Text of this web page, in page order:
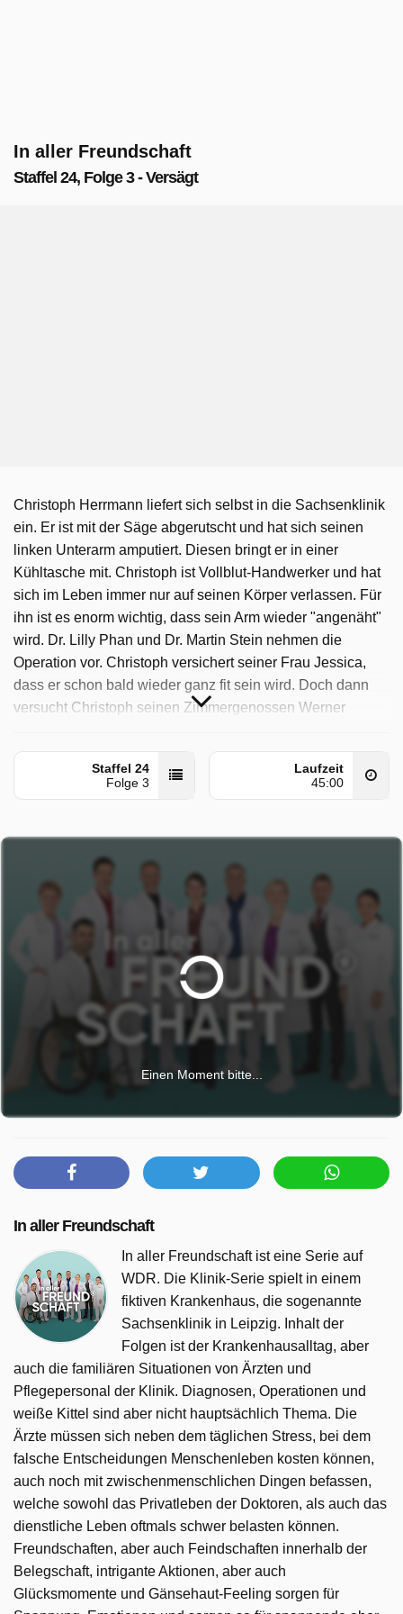
In aller Freundschaft
Staffel 24, Folge 3 - Versägt
Christoph Herrmann liefert sich selbst in die Sachsenklinik
ein. Er ist mit der Säge abgerutscht und hat sich seinen
linken Unterarm amputiert. Diesen bringt er in einer
Kühltasche mit. Christoph ist Vollblut-Handwerker und hat
sich im Leben immer nur auf seinen Körper verlassen. Für
ihn ist es enorm wichtig, dass sein Arm wieder "angenäht"
wird. Dr. Lilly Phan und Dr. Martin Stein nehmen die
Operation vor. Christoph versichert seiner Frau Jessica,
dass er schon bald wieder ganz fit sein wird. Doch dann
versucht Christoph seinen Zimmergenossen Werner
seinen replantierten Arm. Baby Felis Zustand ist seit
einigen Tagen stabil. Nadine Heller ist überglücklich. Als
sie erfährt, dass sie am nächsten Tag mit Feli nach Hause
Angst hat, der Situation nicht gewachsen zu sein. Pfleger
Kris Haas fasst sich ein Herz und verabredet sich mit Dr.
Lilly Phan im Biergarten. Doch Lilly will erst einmal wissen,
was zwischen Kris und Schwester Jasmin Hatem läuft.
In aller Freundschaft wurde auf WDR ausgestrahlt am
Mittwoch 22 April 2026, 08:20 Uhr. Diese Folge wurde
zuerst am Montag 22 April 2024 gepostet.
Staffel 24
Folge 3
Laufzeit
45:00
Einen Moment bitte...
In aller Freundschaft
In aller Freundschaft ist eine Serie auf
WDR. Die Klinik-Serie spielt in einem
fiktiven Krankenhaus, die sogenannte
Sachsenklinik in Leipzig. Inhalt der
Folgen ist der Krankenhausalltag, aber
auch die familiären Situationen von Ärzten und
Pflegepersonal der Klinik. Diagnosen, Operationen und
weiße Kittel sind aber nicht hauptsächlich Thema. Die
Ärzte müssen sich neben dem täglichen Stress, bei dem
falsche Entscheidungen Menschenleben kosten können,
auch noch mit zwischenmenschlichen Dingen befassen,
welche sowohl das Privatleben der Doktoren, als auch das
dienstliche Leben oftmals schwer belasten können.
Freundschaften, aber auch Feindschaften innerhalb der
Belegschaft, intrigante Aktionen, aber auch
Glücksmomente und Gänsehaut-Feeling sorgen für